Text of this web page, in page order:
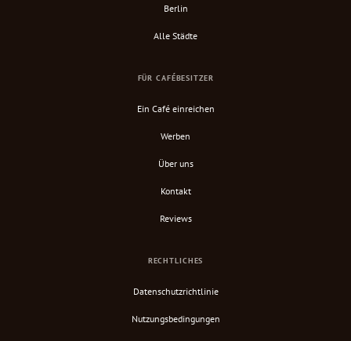
Berlin
Alle Städte
FÜR CAFÉBESITZER
Ein Café einreichen
Werben
Über uns
Kontakt
Reviews
RECHTLICHES
Datenschutzrichtlinie
Nutzungsbedingungen